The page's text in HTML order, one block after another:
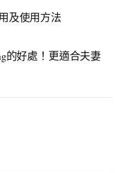
及使用方法
的好處！更適合夫妻